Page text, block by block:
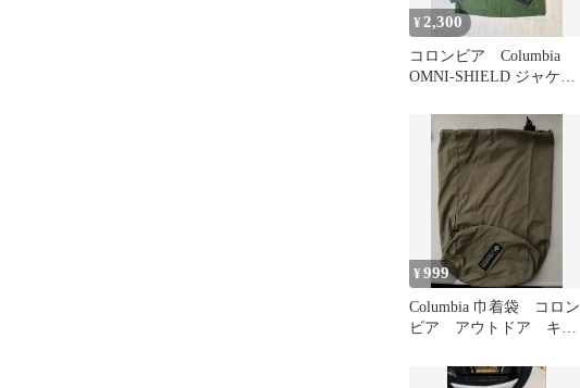
¥ 2,300
コロンビア Columbia
OMNI-SHIELD ジャケッ
¥999
Columbia 巾着袋 コロン
ビア アウトドア キャ